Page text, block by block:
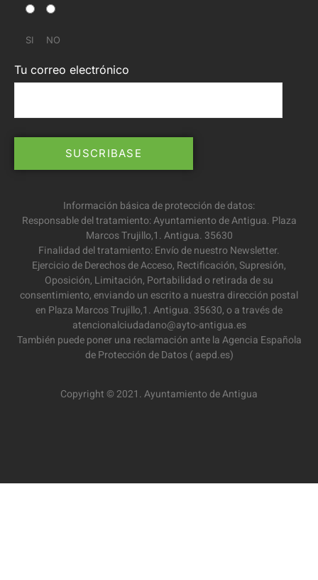
SI NO
Tu correo electrónico
Información básica de protección de datos:
Responsable del tratamiento: Ayuntamiento de Antigua. Plaza
Marcos Trujillo,1. Antigua. 35630
Finalidad del tratamiento: Envío de nuestro Newsletter.
Ejercicio de Derechos de Acceso, Rectificación, Supresión,
Oposición, Limitación, Portabilidad o retirada de su
consentimiento, enviando un escrito a nuestra dirección postal
en Plaza Marcos Trujillo,1. Antigua. 35630, o a través de
atencionalciudadano@ayto-antigua.es
También puede poner una reclamación ante la Agencia Española
de Protección de Datos ( aepd.es)
Copyright © 2021. Ayuntamiento de Antigua